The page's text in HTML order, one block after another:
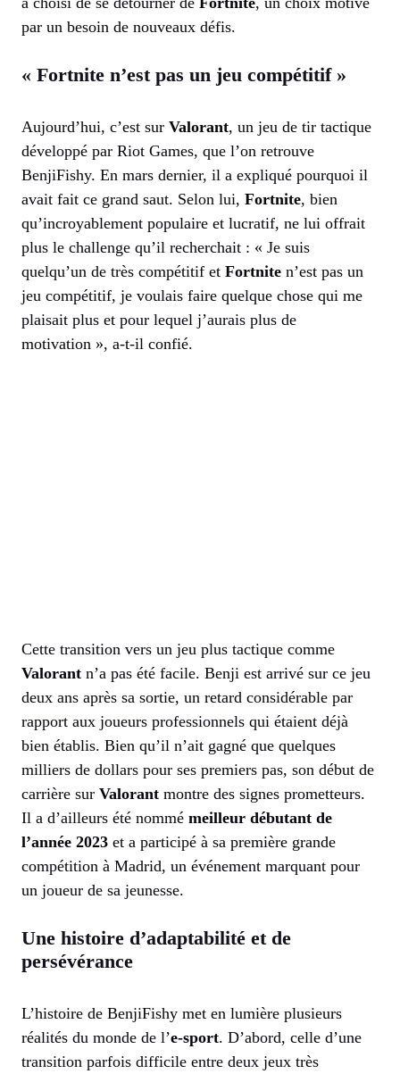
par un besoin de nouveaux défis.
« Fortnite n’est pas un jeu compétitif »
Aujourd’hui, c’est sur Valorant, un jeu de tir tactique
développé par Riot Games, que l’on retrouve
BenjiFishy. En mars dernier, il a expliqué pourquoi il
avait fait ce grand saut. Selon lui, Fortnite, bien
qu’incroyablement populaire et lucratif, ne lui offrait
plus le challenge qu’il recherchait : « Je suis
quelqu’un de très compétitif et Fortnite n’est pas un
jeu compétitif, je voulais faire quelque chose qui me
plaisait plus et pour lequel j’aurais plus de
motivation », a-t-il confié.
Cette transition vers un jeu plus tactique comme
Valorant n’a pas été facile. Benji est arrivé sur ce jeu
deux ans après sa sortie, un retard considérable par
rapport aux joueurs professionnels qui étaient déjà
bien établis. Bien qu’il n’ait gagné que quelques
milliers de dollars pour ses premiers pas, son début de
carrière sur Valorant montre des signes prometteurs.
Il a d’ailleurs été nommé meilleur débutant de
l’année 2023 et a participé à sa première grande
compétition à Madrid, un événement marquant pour
un joueur de sa jeunesse.
Une histoire d’adaptabilité et de
persévérance
L’histoire de BenjiFishy met en lumière plusieurs
réalités du monde de l’e-sport. D’abord, celle d’une
transition parfois difficile entre deux jeux très